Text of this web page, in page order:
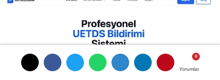
Yorumlar
Yorumlar